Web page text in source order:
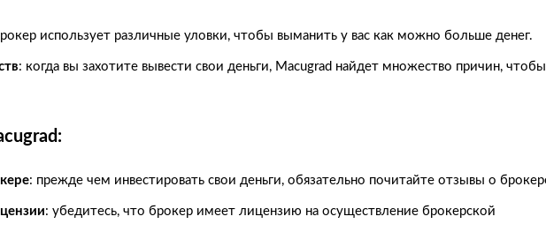
использует различные уловки, чтобы выманить у вас как можно больше денег.
: когда вы захотите вывести свои деньги, Macugrad найдет множество причин, чтобы
: прежде чем инвестировать свои деньги, обязательно почитайте отзывы о
: убедитесь, что брокер имеет лицензию на осуществление брокерской